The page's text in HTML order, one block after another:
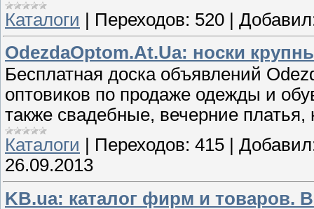
Каталоги | Переходов: 520 |
OdezdaOptom.At.Ua: носки
Бесплатная доска объявлений
оптовиков по продаже одежды и
также свадебные, вечерние платья,
Каталоги
Переходов: 415
26.09.2013
KB.ua: каталог фирм и товаров.